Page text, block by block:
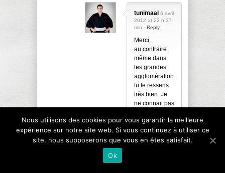
tunimaal 6 avril
2012 at 22 h 37
min - Reply
Merci,
au contraire
même dans
les grandes
agglomération
tu le ressens
très bien. Je
ne connait pas
petite villes
car je n’y suis
pas encore
Nous utilisons des cookies pour vous garantir la meilleure
expérience sur notre site web. Si vous continuez à utiliser ce
site, nous supposerons que vous en êtes satisfait.
Ok